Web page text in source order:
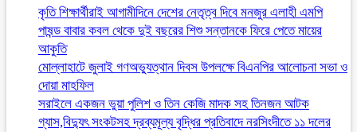
কৃতি শিক্ষার্থীরাই আগামীদিনে দেশের নেতৃত্ব দিবে মনজুর এলাহী এমপি
পাষন্ড বাবার কবল থেকে দুই বছরের শিশু সন্তানকে ফিরে পেতে মায়ের
আকুতি
মোল্লাহাটে জুলাই গণঅভ্যুত্থান দিবস উপলক্ষে বিএনপির আলোচনা সভা ও
দোয়া মাহফিল
সরাইলে একজন ভুয়া পুলিশ ও তিন কেজি মাদক সহ তিনজন আটক
গ্যাস,বিদ্যুৎ সংকটসহ দ্রব্যমূল্য বৃদ্ধির প্রতিবাদে নরসিংদীতে ১১ দলের